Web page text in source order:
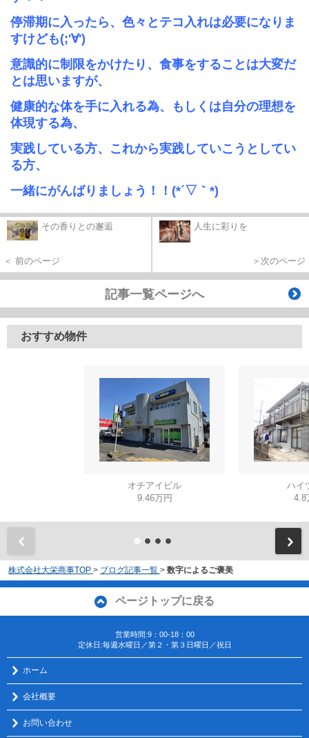
停滞期に入ったら、色々とテコ入れは必要になりま
すけども(;'∀')
意識的に制限をかけたり、食事をすることは大変だ
とは思いますが、
健康的な体を手に入れる為、もしくは自分の理想を
体現する為、
実践している方、これから実践していこうとしてい
る方、
一緒にがんばりましょう！！ (*´▽｀ *)
その香りとの邂逅
＜ 前のページ
人生に彩りを
＞次のページ
記事一覧ページへ
おすすめ物件
オチアイビル
9.46万円
ハイ
4.8
株式会社大栄商事TOP > ブログ記事一覧 > 数字によるご褒美
ページトップに戻る
営業時間:9：00-18：00
定休日:毎週水曜日／第２・第３日曜日／祝日
ホーム
会社概要
お問い合わせ